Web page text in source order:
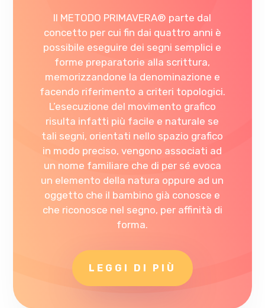
Il METODO PRIMAVERA® parte dal
concetto per cui fin dai quattro anni è
possibile eseguire dei segni semplici e
forme preparatorie alla scrittura,
memorizzandone la denominazione e
facendo riferimento a criteri topologici.
L’esecuzione del movimento grafico
risulta infatti più facile e naturale se
tali segni, orientati nello spazio grafico
in modo preciso, vengono associati ad
un nome familiare che di per sé evoca
un elemento della natura oppure ad un
oggetto che il bambino già conosce e
che riconosce nel segno, per affinità di
forma.
LEGGI DI PIÙ